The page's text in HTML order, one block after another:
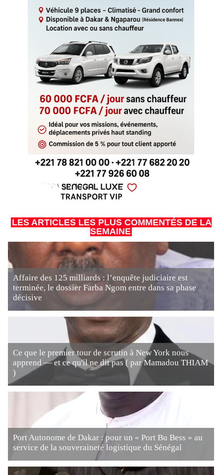
LES ARTICLES LES PLUS COMMENTÉS DE LA
SEMAINE
Affaire des 125 milliards : l’enquête judiciaire est
terminée, le dossier Farba Ngom entre dans sa phase
décisive
Ce que le premier tour de scrutin à New York nous
apprend — et ce qu'il ne dit pas ( par Mamadou THIAM
)
Port Autonome de Dakar : pour un « Port Bu Bess » au
service de la souveraineté logistique du Sénégal